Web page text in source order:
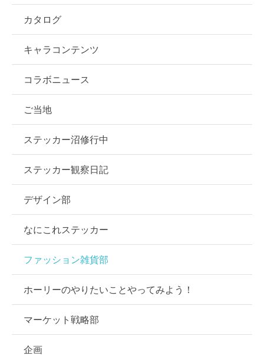
カタログ
キャラコンテンツ
コラボニュース
ご当地
ステッカー沼修行中
ステッカー観察日記
デザイン部
なにこれステッカー
ファッション雑貨部
ホーリーのやりたいことやってみよう！
マーケット戦略部
企画